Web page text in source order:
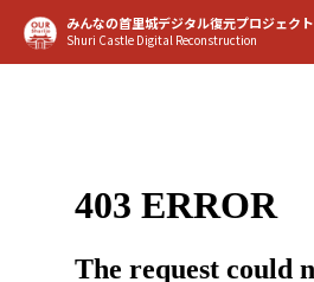
みんなの首里城デジタル復元プロジェクト
Shuri Castle Digital Reconstruction